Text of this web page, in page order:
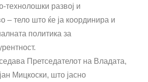
технолошки развој и
– тело што ќе ја координира и
политика за
Претседателот на Владата,
Мицкоски, што јасно